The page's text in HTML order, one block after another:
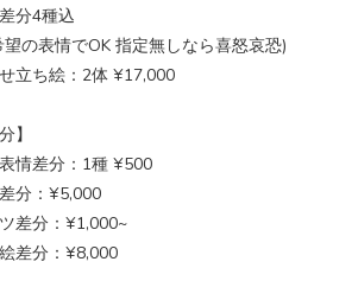
分4種込
望の表情でOK 指定無しなら喜怒哀恐)
立ち絵：2体 ¥17,000
】
情差分：1種 ¥500
分：¥5,000
差分：¥1,000~
差分：¥8,000